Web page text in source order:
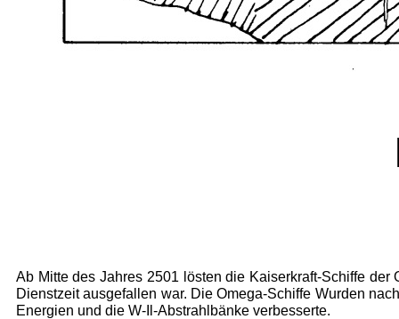
Ab Mitte des Jahres 2501 lösten die Kaiserkraft-Schiffe
Dienstzeit ausgefallen war. Die Omega-Schiffe Wurden
Energien und die W-Il-Abstrahlbänke verbesserte.